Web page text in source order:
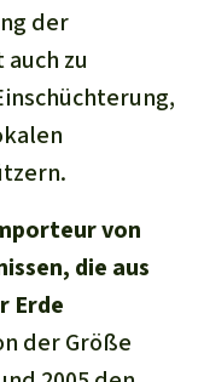
der
zu
von
die aus
Erde
der Größe